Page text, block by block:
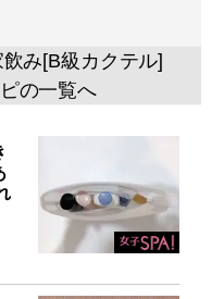
み[B級カクテル]
の一覧へ